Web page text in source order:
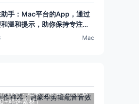
手：Mac平台的App，通过
温和提示，助你保持专注，
Mac
神器：超豪华剪辑配音音效
精选素材）